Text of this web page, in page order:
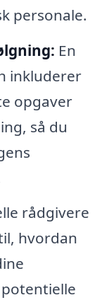
personale.
En
inkluderer
opgaver
så du
rådgivere
hvordan